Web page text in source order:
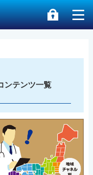
ンテンツ一覧